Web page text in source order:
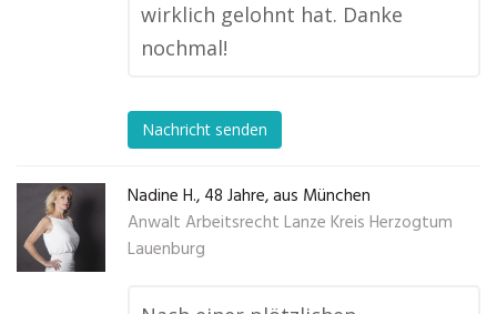
wirklich gelohnt hat. Danke
nochmal!
Nachricht senden
Nadine H., 48 Jahre, aus München
Anwalt Arbeitsrecht Lanze Kreis Herzogtum
Lauenburg